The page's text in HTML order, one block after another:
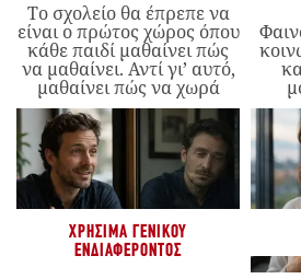
Το σχολείο θα έπρεπε να
είναι ο πρώτος χώρος όπου
κάθε παιδί μαθαίνει πώς
να μαθαίνει. Αντί γι’ αυτό,
μαθαίνει πώς να χωρά
ΧΡΉΣΙΜΑ ΓΕΝΙΚΟΎ
ΕΝΔΙΑΦΈΡΟΝΤΟΣ